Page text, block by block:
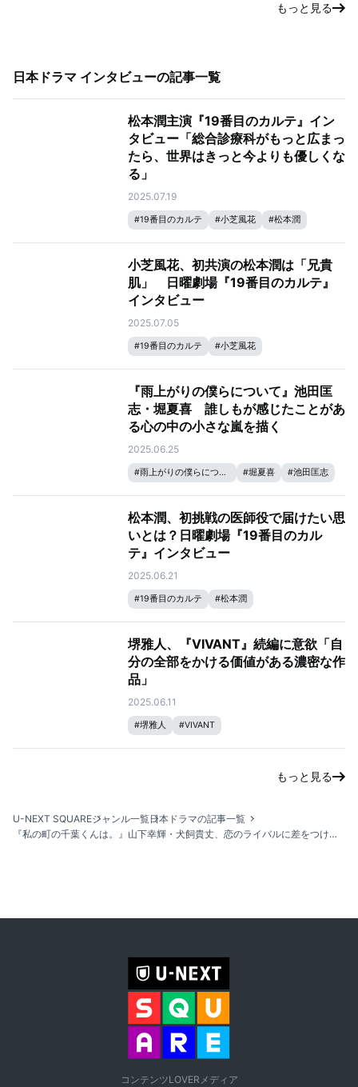
もっと見る
日本ドラマ インタビューの記事一覧
松本潤主演『19番目のカルテ』イン
タビュー「総合診療科がもっと広まっ
たら、世界はきっと今よりも優しくな
る」
2025.07.19
#19番目のカルテ #小芝風花 #松本潤
小芝風花、初共演の松本潤は「兄貴
肌」 日曜劇場『19番目のカルテ』
インタビュー
2025.07.05
#19番目のカルテ #小芝風花
『雨上がりの僕らについて』池田匡
志・堀夏喜 誰しもが感じたことがあ
る心の中の小さな嵐を描く
2025.06.25
#雨上がりの僕らについて #堀夏喜 #池田匡志
松本潤、初挑戦の医師役で届けたい思
いとは？日曜劇場『19番目のカル
テ』インタビュー
2025.06.21
#19番目のカルテ #松本潤
堺雅人、『VIVANT』続編に意欲「自
分の全部をかける価値がある濃密な作
品」
2025.06.11
#堺雅人 #VIVANT
もっと見る
U-NEXT SQUAREジャンル一覧日本ドラマの記事一覧
『私の町の千葉くんは。』山下幸輝・⽝飼貴丈、恋のライバルに差をつけるアピールポイントは？
コンテンツLOVERメディア